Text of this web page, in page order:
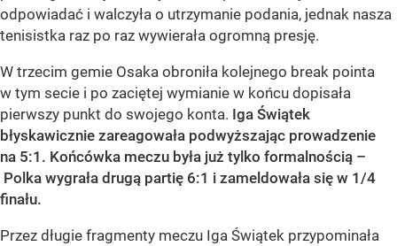
odpowiadać i walczyła o utrzymanie podania, jednak nasza
tenisistka raz po raz wywierała ogromną presję.
W trzecim gemie Osaka obroniła kolejnego break pointa
w tym secie i po zaciętej wymianie w końcu dopisała
pierwszy punkt do swojego konta. Iga Świątek
błyskawicznie zareagowała podwyższając prowadzenie
na 5:1. Końcówka meczu była już tylko formalnością –
Polka wygrała drugą partię 6:1 i zameldowała się w 1/4
finału.
Przez długie fragmenty meczu Iga Świątek przypominała